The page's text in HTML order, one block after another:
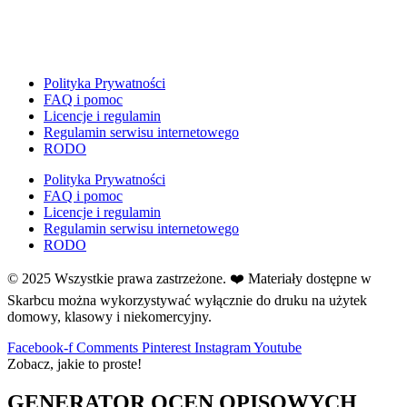
Ferie
Fotobudka
Girlandy
Girlandy na LATO
Grafomotoryka
Grinch
Gry
↳ Dopasuj i opowiedź
↳ Ja mam kto ma
↳ Labirynt podłogowy
↳ Puzzle
Polityka Prywatności
FAQ i pomoc
Licencje i regulamin
Regulamin serwisu internetowego
RODO
Polityka Prywatności
FAQ i pomoc
Licencje i regulamin
Regulamin serwisu internetowego
RODO
© 2025 Wszystkie prawa zastrzeżone. ❤️ Materiały dostępne w
Skarbcu można wykorzystywać wyłącznie do druku na użytek
domowy, klasowy i niekomercyjny.
Facebook-f Comments Pinterest InstagramYoutube
Zobacz, jakie to proste!
GENERATOR OCEN OPISOWYCH